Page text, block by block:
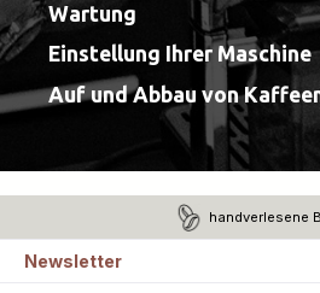
Wartung
Einstellung Ihrer Maschine
Auf und Abbau von
handverlesene
Newsletter